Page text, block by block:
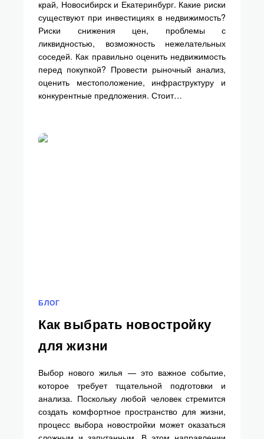
край, Новосибирск и Екатеринбург. Какие риски
существуют при инвестициях в недвижимость?
Риски снижения цен, проблемы с
ликвидностью, возможность нежелательных
соседей. Как правильно оценить недвижимость
перед покупкой? Провести рыночный анализ,
оценить местоположение, инфраструктуру и
конкурентные предложения. Стоит…
БЛОГ
Как выбрать новостройку
для жизни
Выбор нового жилья — это важное событие,
которое требует тщательной подготовки и
анализа. Поскольку любой человек стремится
создать комфортное пространство для жизни,
процесс выбора новостройки может оказаться